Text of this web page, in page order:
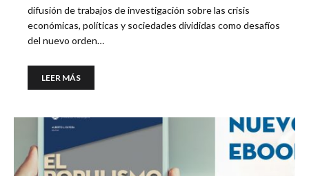
difusión de trabajos de investigación sobre las crisis
económicas, políticas y sociedades divididas como desafíos
del nuevo orden…
LEER MÁS